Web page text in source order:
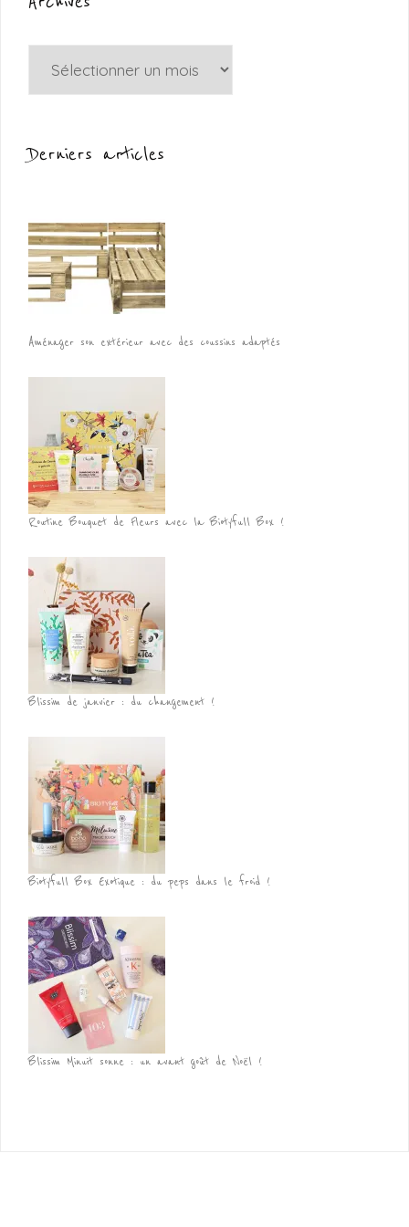
Derniers articles
Aménager son extérieur avec des coussins adaptés
Routine Bouquet de Fleurs avec la Biotyfull Box !
Blissim de janvier : du changement !
Biotyfull Box Exotique : du peps dans le froid !
Blissim Minuit sonne : un avant goût de Noël !